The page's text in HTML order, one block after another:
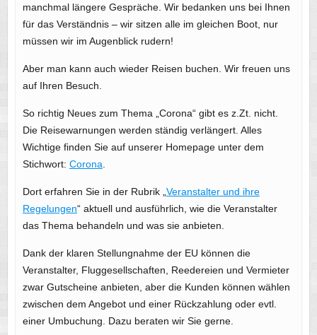
manchmal längere Gespräche. Wir bedanken uns bei Ihnen
für das Verständnis – wir sitzen alle im gleichen Boot, nur
müssen wir im Augenblick rudern!
Aber man kann auch wieder Reisen buchen. Wir freuen uns
auf Ihren Besuch.
So richtig Neues zum Thema „Corona“ gibt es z.Zt. nicht.
Die Reisewarnungen werden ständig verlängert. Alles
Wichtige finden Sie auf unserer Homepage unter dem
Stichwort: Corona.
Dort erfahren Sie in der Rubrik „Veranstalter und ihre
Regelungen“ aktuell und ausführlich, wie die Veranstalter
das Thema behandeln und was sie anbieten.
Dank der klaren Stellungnahme der EU können die
Veranstalter, Fluggesellschaften, Reedereien und Vermieter
zwar Gutscheine anbieten, aber die Kunden können wählen
zwischen dem Angebot und einer Rückzahlung oder evtl.
einer Umbuchung. Dazu beraten wir Sie gerne.